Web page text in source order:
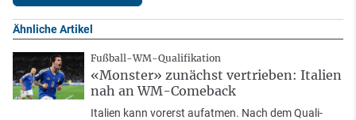
Ähnliche Artikel
Fußball-WM-Qualifikation
«Monster» zunächst vertrieben: Italien
nah an WM-Comeback
Italien kann vorerst aufatmen. Nach dem Quali-